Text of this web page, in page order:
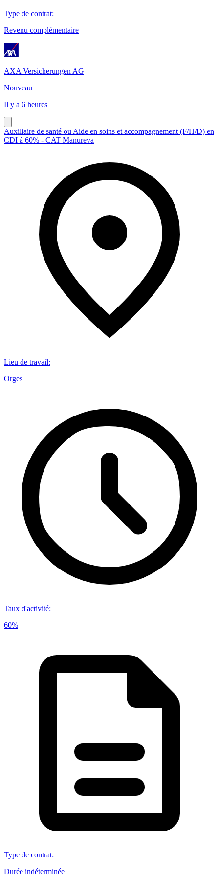
Type de contrat:
Revenu complémentaire
AXA Versicherungen AG
Nouveau
Il y a 6 heures
Auxiliaire de santé ou Aide en soins et accompagnement (F/H/D) en
CDI à 60% - CAT Manureva
Lieu de travail:
Orges
Taux d'activité:
60%
Type de contrat:
Durée indéterminée